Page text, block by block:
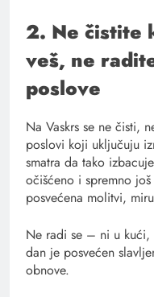
2. Ne čistite
veš, ne
poslove
Na Vaskrs se ne čisti,
poslovi koji uključuju
smatra da tako
očišćeno i spremno
posvećena molitvi,
Ne radi se – ni u
dan je posvećen
obnove.